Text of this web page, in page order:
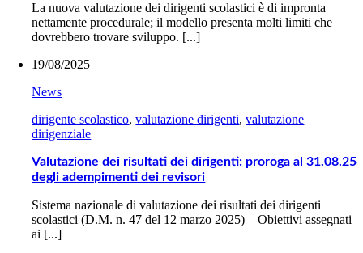
La nuova valutazione dei dirigenti scolastici è di impronta
nettamente procedurale; il modello presenta molti limiti che
dovrebbero trovare sviluppo. [...]
19/08/2025
News
dirigente scolastico,valutazione dirigenti,valutazione
dirigenziale
Valutazione dei risultati dei dirigenti: proroga al 31.08.25
degli adempimenti dei revisori
Sistema nazionale di valutazione dei risultati dei dirigenti
scolastici (D.M. n. 47 del 12 marzo 2025) – Obiettivi assegnati
ai [...]